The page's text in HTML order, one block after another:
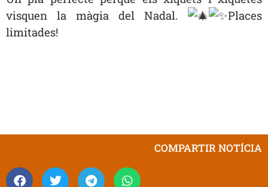
visquen la màgia del Nadal.
Places
limitades!
COMPARTIR NOTÍCIA